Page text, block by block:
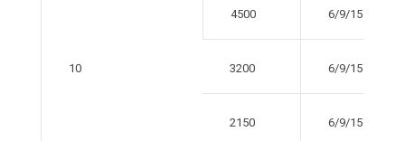
10
4500 6/9/15
3200 6/9/15
2150 6/9/15